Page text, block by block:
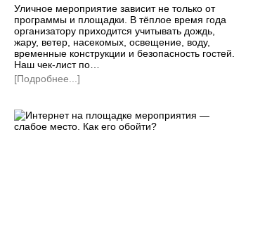
Уличное мероприятие зависит не только от
программы и площадки. В тёплое время года
организатору приходится учитывать дождь,
жару, ветер, насекомых, освещение, воду,
временные конструкции и безопасность гостей.
Наш чек-лист по…
[Подробнее...]